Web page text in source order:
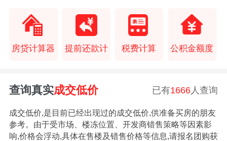
房贷计算器 提前还款计 税费计算 公积金额度
查询真实成交低价 已有1666 人查询
成交低价,是目前已经出现过的成交低价,供准备买房的朋友
参考。由于受市场、楼冻位置、开发商错售策略等因素影
响,价格会浮动,具体在售楼及错售价格等信息,请报名团购获